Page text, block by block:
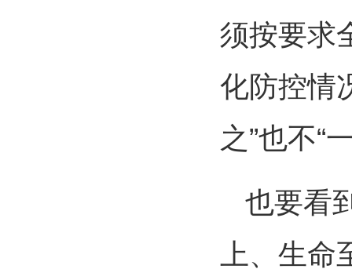
须按要求
化防控情
之”也不“
也要看
上、生